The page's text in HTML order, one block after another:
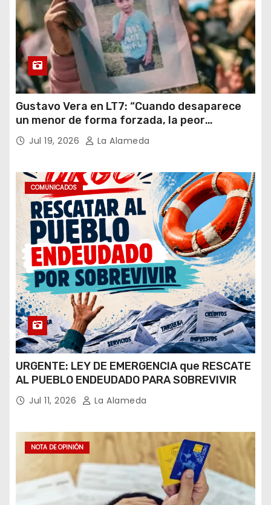
Gustavo Vera en LT7: “Cuando desaparece
un menor de forma forzada, la peor
hipótesis es trata, y así debe seguir
caratulado el caso Loan”
Jul 19, 2026 La Alameda
COMUNICADOS
URGENTE: LEY DE EMERGENCIA que RESCATE
AL PUEBLO ENDEUDADO PARA SOBREVIVIR
Jul 11, 2026 La Alameda
NOTA DE OPINIÓN